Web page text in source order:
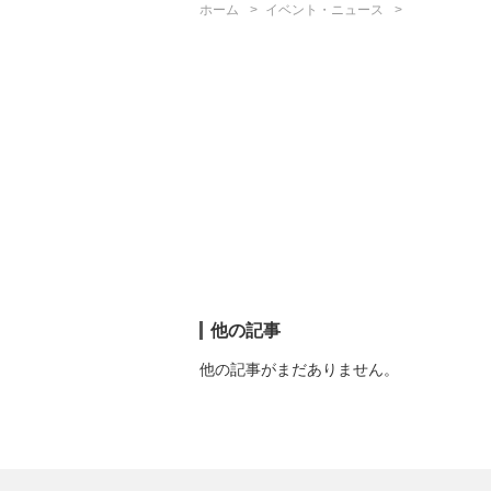
ホーム イベント・ニュース
他の記事
他の記事がまだありません。